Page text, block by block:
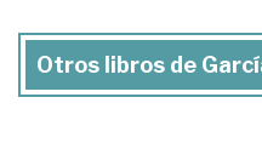
Otros libros de